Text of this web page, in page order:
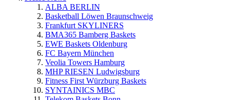
ALBA BERLIN
Basketball Löwen Braunschweig
Frankfurt SKYLINERS
BMA365 Bamberg Baskets
EWE Baskets Oldenburg
FC Bayern München
Veolia Towers Hamburg
MHP RIESEN Ludwigsburg
Fitness First Würzburg Baskets
SYNTAINICS MBC